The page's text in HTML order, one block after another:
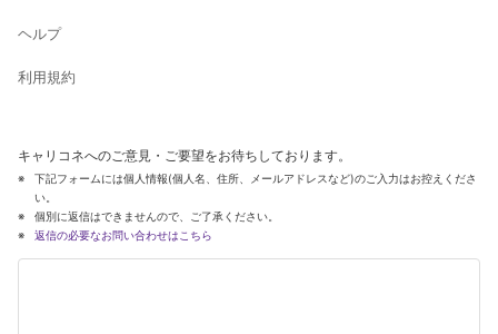
ヘルプ
利用規約
キャリコネへのご意見・ご要望をお待ちしております。
下記フォームには個人情報(個人名、住所、メールアドレスなど)のご入力はお控えくださ
い。
個別に返信はできませんので、ご了承ください。
返信の必要なお問い合わせはこちら